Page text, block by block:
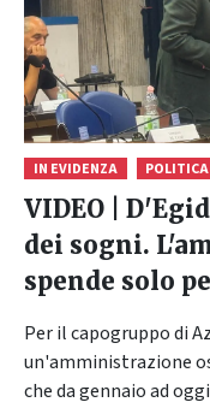
IN EVIDENZA POLITICA
VIDEO |
dei sogni.
spende solo
Per il capogruppo di
un'amministrazione
che da gennaio ad